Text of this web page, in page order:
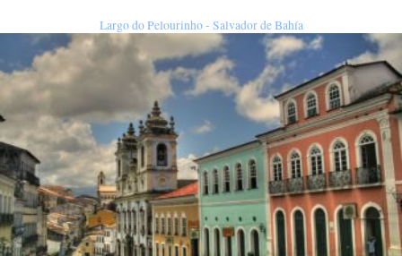
Largo do Pelourinho - Salvador de Bahía